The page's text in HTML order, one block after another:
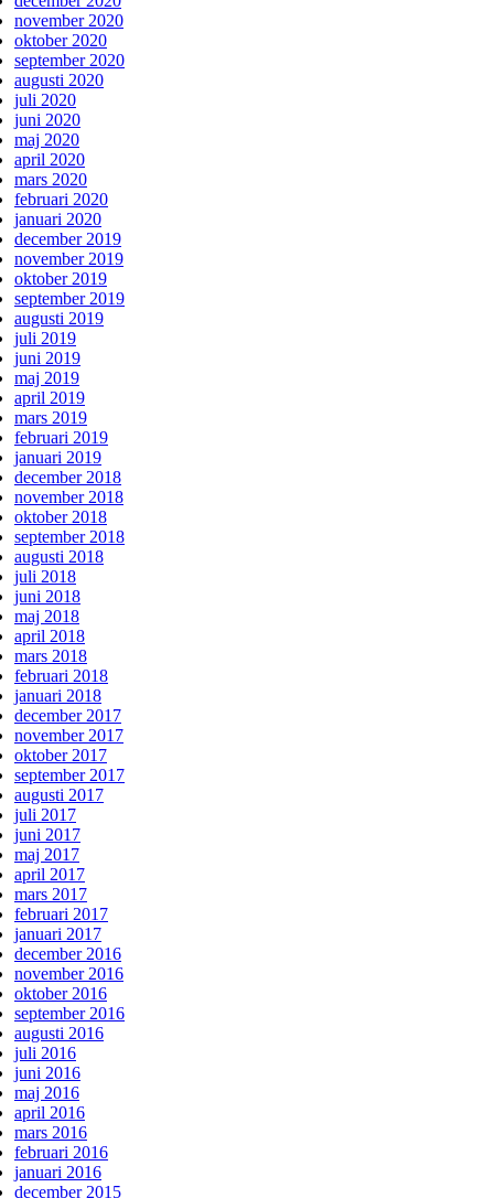
november 2020
oktober 2020
september 2020
augusti 2020
juli 2020
juni 2020
maj 2020
april 2020
mars 2020
februari 2020
januari 2020
december 2019
november 2019
oktober 2019
september 2019
augusti 2019
juli 2019
juni 2019
maj 2019
april 2019
mars 2019
februari 2019
januari 2019
december 2018
november 2018
oktober 2018
september 2018
augusti 2018
juli 2018
juni 2018
maj 2018
april 2018
mars 2018
februari 2018
januari 2018
december 2017
november 2017
oktober 2017
september 2017
augusti 2017
juli 2017
juni 2017
maj 2017
april 2017
mars 2017
februari 2017
januari 2017
december 2016
november 2016
oktober 2016
september 2016
augusti 2016
juli 2016
juni 2016
maj 2016
april 2016
mars 2016
februari 2016
januari 2016
december 2015